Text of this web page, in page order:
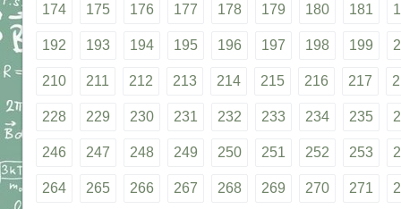
174 175 176 177 178 179 180 181
192 193 194 195 196 197 198 199
210 211 212 213 214 215 216 217
228 229 230 231 232 233 234 235
246 247 248 249 250 251 252 253
264 265 266 267 268 269 270 271